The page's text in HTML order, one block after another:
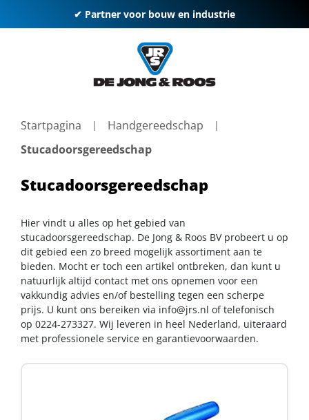
✔ Partner voor bouw en industrie
Startpagina
Handgereedschap
Stucadoorsgereedschap
Stucadoorsgereedschap
Hier vindt u alles op het gebied van
stucadoorsgereedschap. De Jong & Roos BV probeert u op
dit gebied een zo breed mogelijk assortiment aan te
bieden. Mocht er toch een artikel ontbreken, dan kunt u
natuurlijk altijd contact met ons opnemen voor een
vakkundig advies en/of bestelling tegen een scherpe
prijs. U kunt ons bereiken via info@jrs.nl of telefonisch
op 0224-273327. Wij leveren in heel Nederland, uiteraard
met professionele service en garantievoorwaarden.